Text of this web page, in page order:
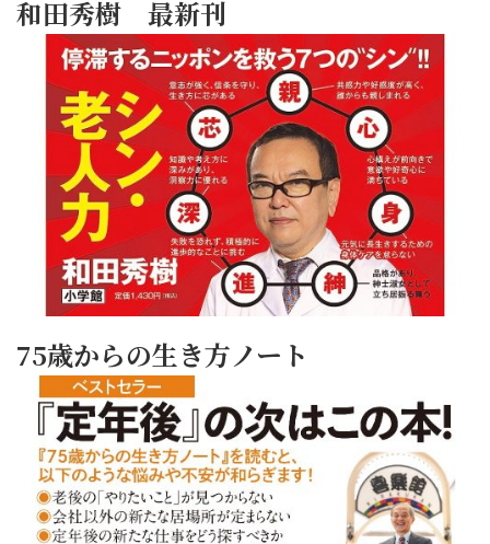
和田秀樹 最新刊
75歳からの生き方ノート